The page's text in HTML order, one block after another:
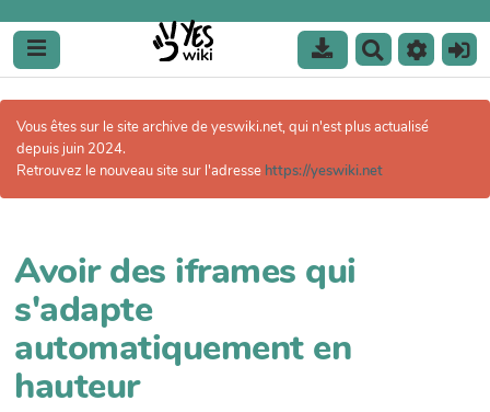
e
e
h
Vous êtes sur le site archive de yeswiki.net, qui n'est plus actualisé
depuis juin 2024.
Retrouvez le nouveau site sur l'adresse https://yeswiki.net
Avoir des iframes qui
s'adapte
automatiquement en
hauteur